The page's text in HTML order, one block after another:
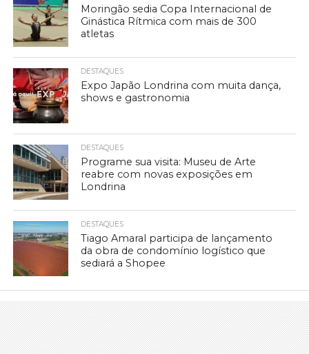
Moringão sedia Copa Internacional de
Ginástica Rítmica com mais de 300
atletas
DESTAQUES
Expo Japão Londrina com muita dança,
shows e gastronomia
DESTAQUES
Programe sua visita: Museu de Arte
reabre com novas exposições em
Londrina
DESTAQUES
Tiago Amaral participa de lançamento
da obra de condomínio logístico que
sediará a Shopee